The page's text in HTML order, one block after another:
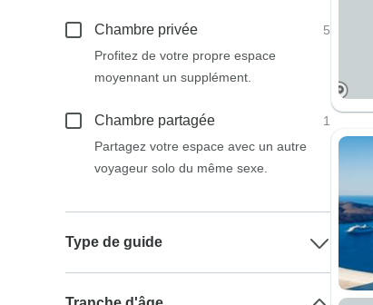
Chambre privée
5
Profitez de votre propre espace
moyennant un supplément.
Chambre partagée
1
Partagez votre espace avec un autre
voyageur solo du même sexe.
Type de guide